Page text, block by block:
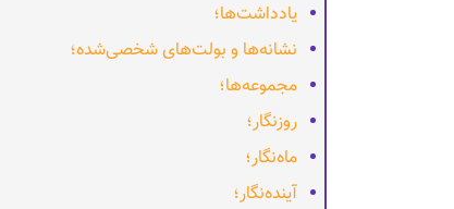
یادداشت‌ها؛
نشانه‌ها و بولت‌های شخصی‌شده؛
مجموعه‌ها؛
روزنگار؛
ماه‌نگار؛
آینده‌نگار؛